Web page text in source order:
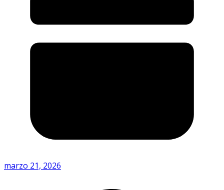
marzo 21, 2026